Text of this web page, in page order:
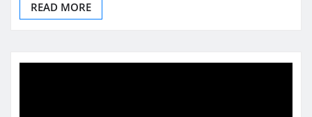
READ MORE